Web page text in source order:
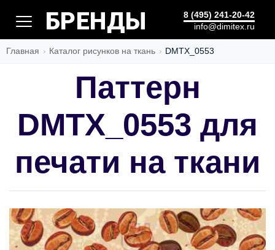
БЫСТРО
8 (495) 241-20-42
info@dimitex.ru
Главная Каталог рисунков на ткань DMTX_0553
Паттерн
DMTX_0553 для
печати на ткани